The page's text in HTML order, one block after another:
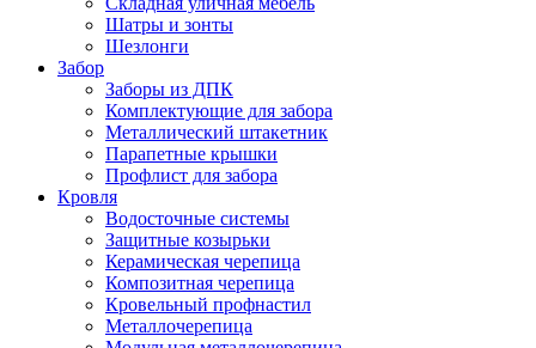
Шатры и зонты
Шезлонги
Забор
Заборы из ДПК
Комплектующие для забора
Металлический штакетник
Парапетные крышки
Профлист для забора
Кровля
Водосточные системы
Защитные козырьки
Керамическая черепица
Композитная черепица
Кровельный профнастил
Металлочерепица